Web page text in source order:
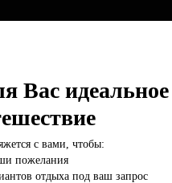
Вас идеальное
с вами, чтобы:
пожелания
отдыха под ваш запрос